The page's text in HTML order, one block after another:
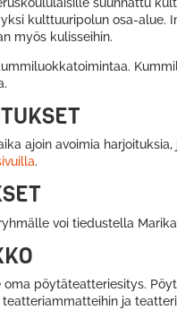
kulttuuripolun osa-alue.
myös kulisseihin.
ajoin avoimia
.
voi tiedustella
pöytäteatteriesitys.
ja